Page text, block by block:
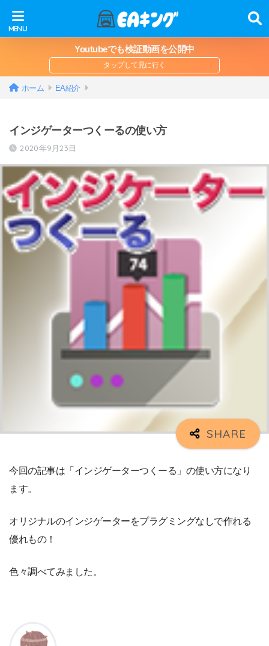
Youtubeでも検証動画を公開中
ホーム EA紹介
インジゲーターつくーるの使い方
2020年9月23日
今回の記事は「インジゲーターつくーる」の使い方になり
ます。
オリジナルのインジゲーターをプラグミングなしで作れる
優れもの！
色々調べてみました。